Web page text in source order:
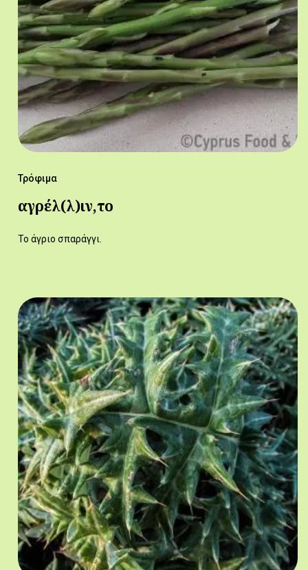
Τρόφιμα
αγρέλ(λ)ιν,το
Το άγριο σπαράγγι.